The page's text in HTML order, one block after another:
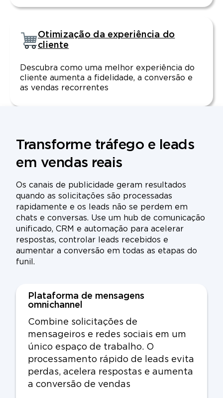
Otimização da experiência do
cliente
Descubra como uma melhor experiência do
cliente aumenta a fidelidade, a conversão e
as vendas recorrentes
Transforme tráfego e leads
em vendas reais
Os canais de publicidade geram resultados
quando as solicitações são processadas
rapidamente e os leads não se perdem em
chats e conversas. Use um hub de comunicação
unificado, CRM e automação para acelerar
respostas, controlar leads recebidos e
aumentar a conversão em todas as etapas do
funil.
Plataforma de mensagens
omnichannel
Combine solicitações de
mensageiros e redes sociais em um
único espaço de trabalho. O
processamento rápido de leads evita
perdas, acelera respostas e aumenta
a conversão de vendas